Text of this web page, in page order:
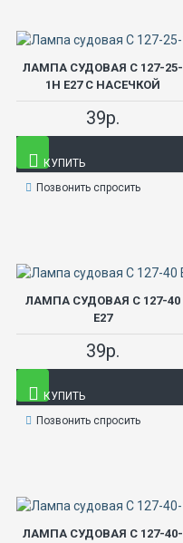
ЛАМПА СУДОВАЯ С 127-25-
1Н Е27 С НАСЕЧКОЙ
39р.
КУПИТЬ
Позвонить спросить
ЛАМПА СУДОВАЯ С 127-40
Е27
39р.
КУПИТЬ
Позвонить спросить
ЛАМПА СУДОВАЯ С 127-40-